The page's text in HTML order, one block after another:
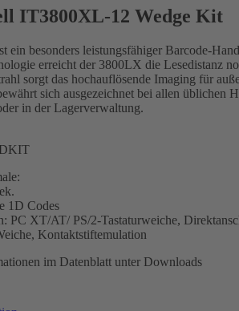
IT3800XL-12 Wedge Kit
ein besonders leistungsfähiger Barcode-
erreicht der 3800LX die Lesedistanz
sorgt das hochauflösende Imaging für
sich ausgezeichnet bei allen üblichen
in der Lagerverwaltung.
1D Codes
PC XT/AT/ PS/2-Tastaturweiche,
Kontaktstiftemulation
im Datenblatt unter Downloads